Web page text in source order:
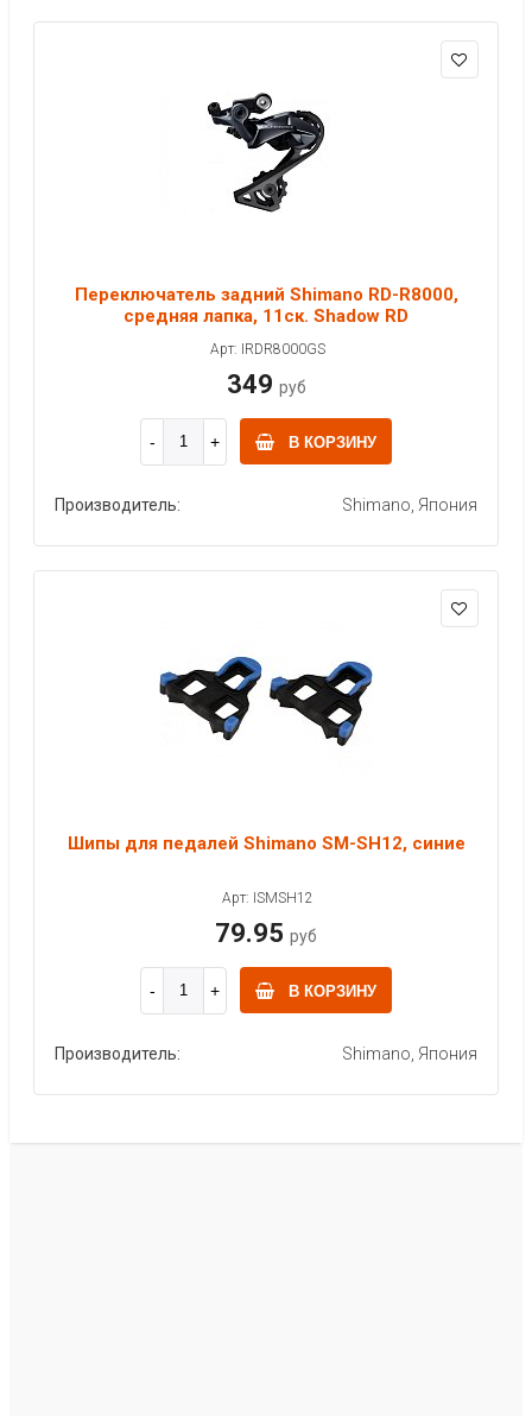
Переключатель задний Shimano RD-R8000,
средняя лапка, 11ск. Shadow RD
Арт: IRDR8000GS
349 руб
В КОРЗИНУ
Производитель: Shimano, Япония
Шипы для педалей Shimano SM-SH12, синие
Арт: ISMSH12
79.95 руб
В КОРЗИНУ
Производитель: Shimano, Япония